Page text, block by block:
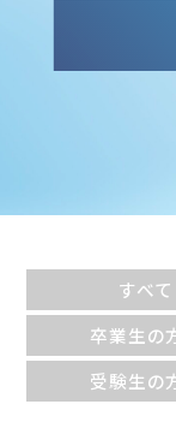
すべて
卒業生の
受験生の